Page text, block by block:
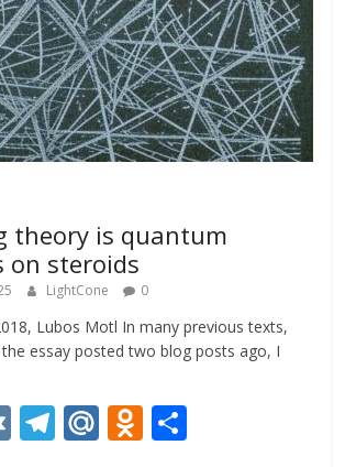
theory is quantum
on steroids
LightCone 0
Lubos Motl In many previous texts,
essay posted two blog posts ago, I
V T M O